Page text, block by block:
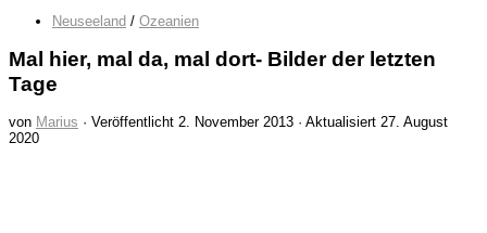
Neuseeland / Ozeanien
Mal hier, mal da, mal dort- Bilder der letzten
Tage
von Marius · Veröffentlicht 2. November 2013 · Aktualisiert 27. August
2020